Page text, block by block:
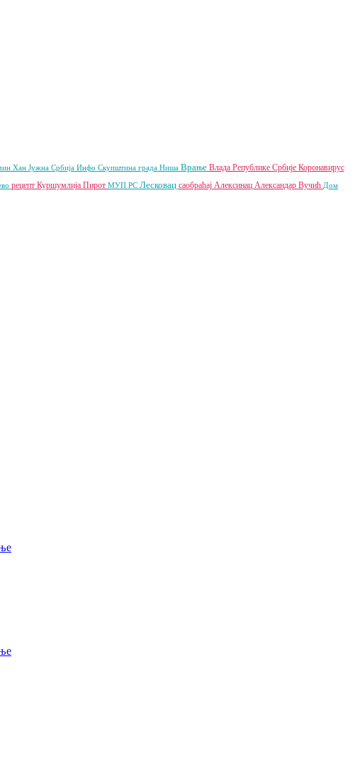
Хан Јужна Србија Инфо Скупштина града Ниша Врање Влада Републике Србије Коронавирус
рецепт Куршумлија Пирот МУП РС Лесковац саобраћај Алексинац Александар Вучић Дом